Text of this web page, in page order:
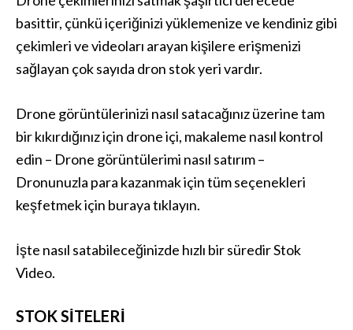
basittir, çünkü içeriğinizi yüklemenize ve kendiniz gibi
çekimleri ve videoları arayan kişilere erişmenizi
sağlayan çok sayıda dron stok yeri vardır.
Drone görüntülerinizi nasıl satacağınız üzerine tam
bir kıkırdığınız için drone içi, makaleme nasıl kontrol
edin – Drone görüntülerimi nasıl satırım –
Dronunuzla para kazanmak için tüm seçenekleri
keşfetmek için buraya tıklayın.
İşte nasıl satabileceğinizde hızlı bir süredir Stok
Video.
STOK SITELERI